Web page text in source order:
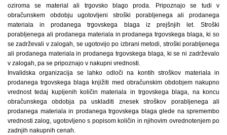
oziroma se material ali trgovsko blago proda. Pripoznajo se tudi v
obračunskem obdobju ugotovljeni stroški porabljenega ali prodanega
materiala in prodanega trgovskega blaga iz prejšnjih let. Stroški
porabljenega ali prodanega materiala in prodanega trgovskega blaga, ki so
se zadrževali v zalogah, se ugotovijo po izbrani metodi, stroški porabljenega
ali prodanega materiala in prodanega trgovskega blaga, ki se ni zadrževalo
v zalogah, pa se pripoznajo v nakupni vrednosti.
Invalidska organizacija se lahko odloči na kontih stroškov materiala in
prodanega trgovskega blaga knjižiti med obračunskim obdobjem nakupno
vrednost tedaj kupljenih količin materiala in trgovskega blaga, na koncu
obračunskega obdobja pa uskladiti znesek stroškov porabljenega ali
prodanega materiala in prodanega trgovskega blaga glede na spremembo
vrednosti zalog, ugotovljeno s popisom količin in njihovim ovrednotenjem po
zadnjih nakupnih cenah.